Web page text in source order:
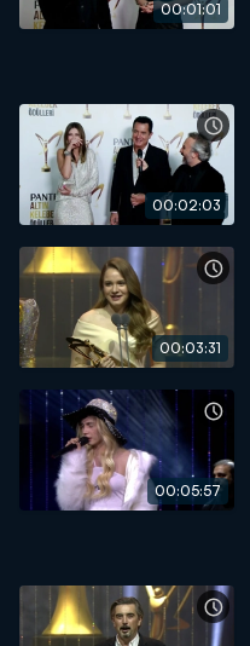
00:01:01
00:02:03
00:03:31
00:05:57